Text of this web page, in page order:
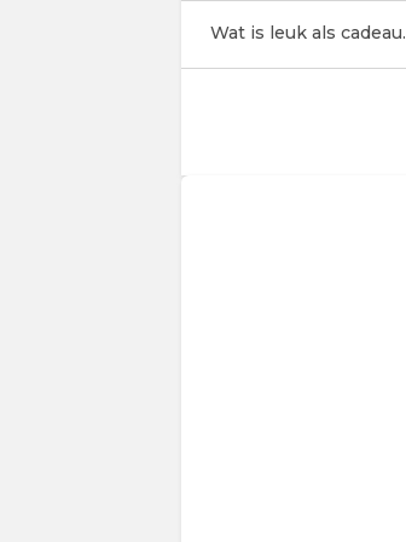
Wat is leuk als cadeau.